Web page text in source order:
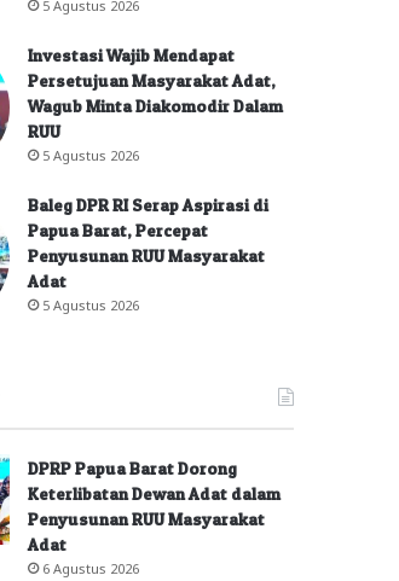
5 Agustus 2026
Investasi Wajib Mendapat
Persetujuan Masyarakat Adat,
Wagub Minta Diakomodir Dalam
RUU
5 Agustus 2026
Baleg DPR RI Serap Aspirasi di
Papua Barat, Percepat
Penyusunan RUU Masyarakat
Adat
5 Agustus 2026
DPRP Papua Barat Dorong
Keterlibatan Dewan Adat dalam
Penyusunan RUU Masyarakat
Adat
6 Agustus 2026